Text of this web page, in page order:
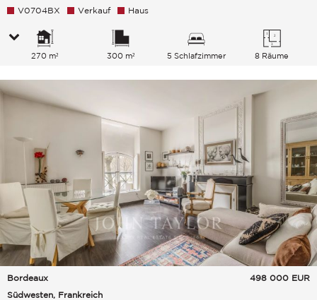
V0704BX Verkauf Haus
270 m² 300 m² 5 Schlafzimmer 8 Räume
Bordeaux
Südwesten, Frankreich
498 000 EUR